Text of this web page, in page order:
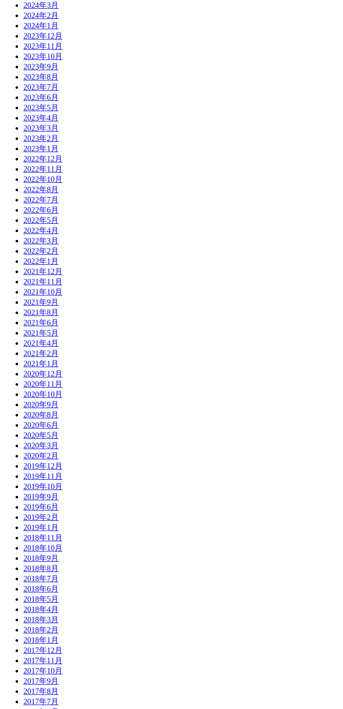
2024年3月
2024年2月
2024年1月
2023年12月
2023年11月
2023年10月
2023年9月
2023年8月
2023年7月
2023年6月
2023年5月
2023年4月
2023年3月
2023年2月
2023年1月
2022年12月
2022年11月
2022年10月
2022年8月
2022年7月
2022年6月
2022年5月
2022年4月
2022年3月
2022年2月
2022年1月
2021年12月
2021年11月
2021年10月
2021年9月
2021年8月
2021年6月
2021年5月
2021年4月
2021年2月
2021年1月
2020年12月
2020年11月
2020年10月
2020年9月
2020年8月
2020年6月
2020年5月
2020年3月
2020年2月
2019年12月
2019年11月
2019年10月
2019年9月
2019年6月
2019年2月
2019年1月
2018年11月
2018年10月
2018年9月
2018年8月
2018年7月
2018年6月
2018年5月
2018年4月
2018年3月
2018年2月
2018年1月
2017年12月
2017年11月
2017年10月
2017年9月
2017年8月
2017年7月